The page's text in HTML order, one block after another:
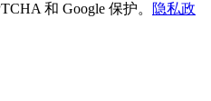
和 Google 保护。
隐私政